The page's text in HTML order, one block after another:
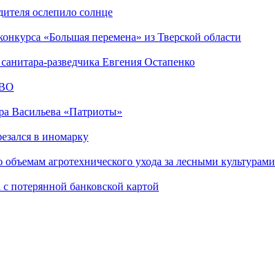
ослепило солнце
«Большая перемена» из Тверской области
разведчика Евгения Остапенко
Васильева «Патриоты»
в иномарку
агротехнического ухода за лесными культурами
потерянной банковской картой